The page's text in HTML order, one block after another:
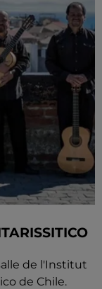
de l'Institut
de Chile.